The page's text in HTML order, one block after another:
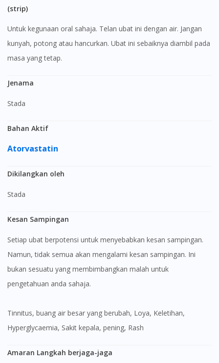
(strip)
Untuk kegunaan oral sahaja. Telan ubat ini dengan air. Jangan
kunyah, potong atau hancurkan. Ubat ini sebaiknya diambil pada
masa yang tetap.
Jenama
Stada
Bahan Aktif
Atorvastatin
Dikilangkan oleh
Stada
Kesan Sampingan
Setiap ubat berpotensi untuk menyebabkan kesan sampingan.
Namun, tidak semua akan mengalami kesan sampingan. Ini
bukan sesuatu yang membimbangkan malah untuk
pengetahuan anda sahaja.
Tinnitus, buang air besar yang berubah, Loya, Keletihan,
Hyperglycaemia, Sakit kepala, pening, Rash
Amaran Langkah berjaga-jaga